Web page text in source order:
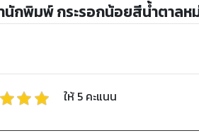
นักพิมพ์ กระรอกน้อยสีน้ำตาลห
ให้ 5 คะแนน